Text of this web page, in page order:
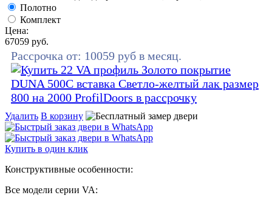
Полотно
Комплект
Цена:
67059 руб.
Рассрочка от: 10059 руб в месяц.
Удалить В корзину
Купить в один клик
Конструктивные особенности:
Все модели серии VA: